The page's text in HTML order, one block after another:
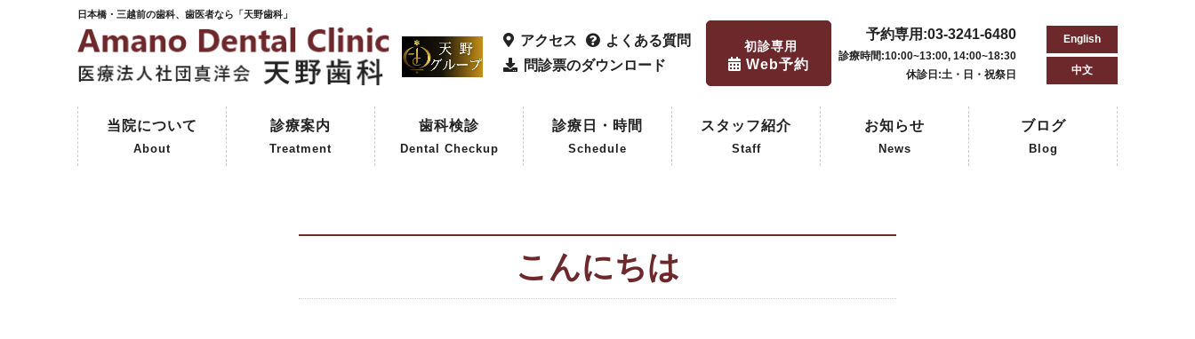
日本橋・三越前の歯科、歯医者なら「天野歯科」
アクセス
よくある質問
問診票のダウンロード
初診専用
Web予約
予約専用:03-3241-6480
診療時間:10:00~13:00, 14:00~18:30
休診日:土・日・祝祭日
English
中文
当院について
About
診療案内
Treatment
歯科検診
Dental Checkup
診療日・時間
Schedule
スタッフ紹介
Staff
お知らせ
News
ブログ
Blog
こんにちは